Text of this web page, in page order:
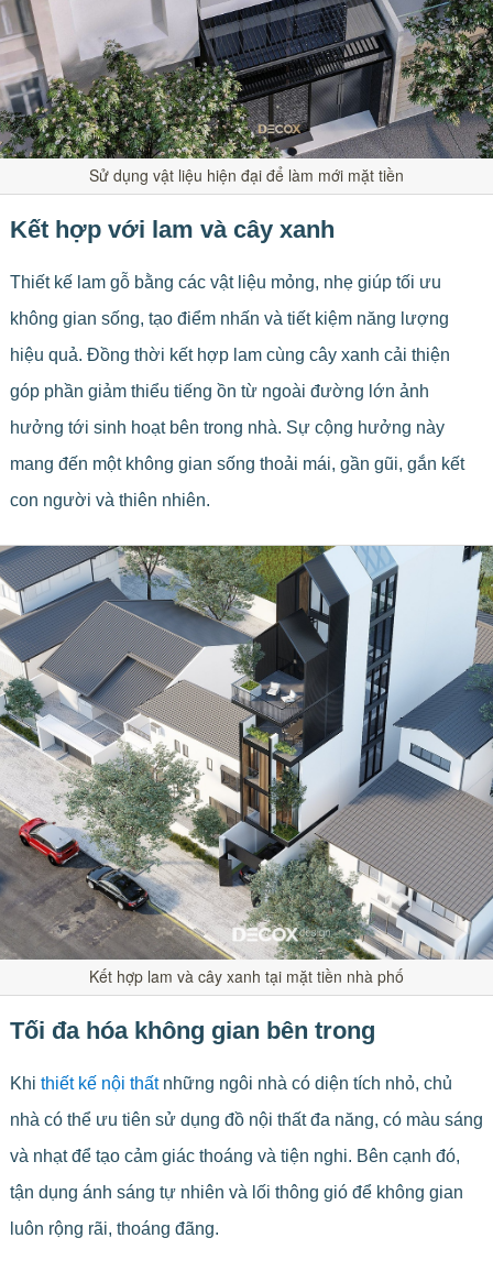
Sử dụng vật liệu hiện đại để làm mới mặt tiền
Kết hợp với lam và cây xanh
Thiết kế lam gỗ bằng các vật liệu mỏng, nhẹ giúp tối ưu
không gian sống, tạo điểm nhấn và tiết kiệm năng lượng
hiệu quả. Đồng thời kết hợp lam cùng cây xanh cải thiện
góp phần giảm thiểu tiếng ồn từ ngoài đường lớn ảnh
hưởng tới sinh hoạt bên trong nhà. Sự cộng hưởng này
mang đến một không gian sống thoải mái, gần gũi, gắn kết
con người và thiên nhiên.
Kết hợp lam và cây xanh tại mặt tiền nhà phố
Tối đa hóa không gian bên trong
Khi thiết kế nội thấtnhững ngôi nhà có diện tích nhỏ, chủ
nhà có thể ưu tiên sử dụng đồ nội thất đa năng, có màu sáng
và nhạt để tạo cảm giác thoáng và tiện nghi. Bên cạnh đó,
tận dụng ánh sáng tự nhiên và lối thông gió để không gian
luôn rộng rãi, thoáng đãng.